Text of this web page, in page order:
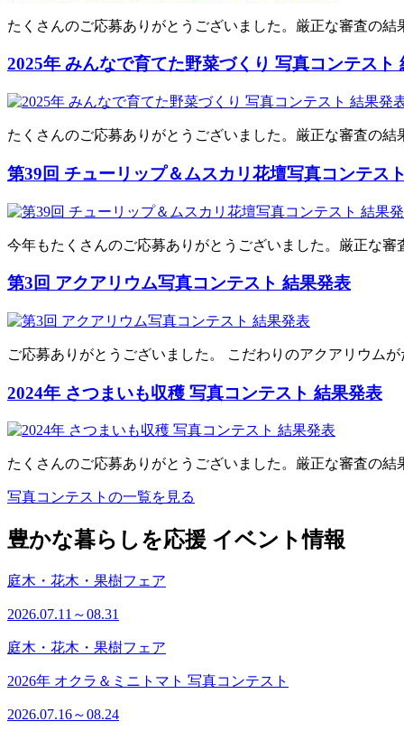
たくさんのご応募ありがとうございました。厳正な審査の
2025年 みんなで育てた野菜づくり 写真コンテスト
たくさんのご応募ありがとうございました。厳正な審査の
第39回 チューリップ＆ムスカリ花壇写真コンテス
今年もたくさんのご応募ありがとうございました。厳正な
第3回 アクアリウム写真コンテスト 結果発表
ご応募ありがとうございました。 こだわりのアクアリウム
2024年 さつまいも収穫 写真コンテスト 結果発表
たくさんのご応募ありがとうございました。厳正な審査の
写真コンテストの一覧を見る
豊かな暮らしを応援 イベント情報
庭木・花木・果樹フェア
2026.07.11～08.31
庭木・花木・果樹フェア
2026年 オクラ＆ミニトマト 写真コンテスト
2026.07.16～08.24